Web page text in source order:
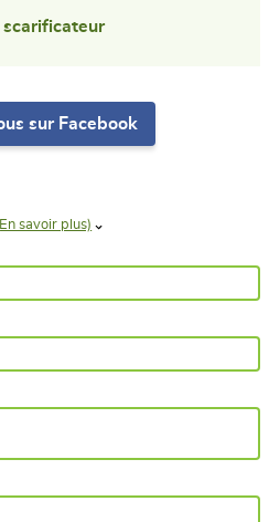
scarificateur
sur Facebook
savoir plus)